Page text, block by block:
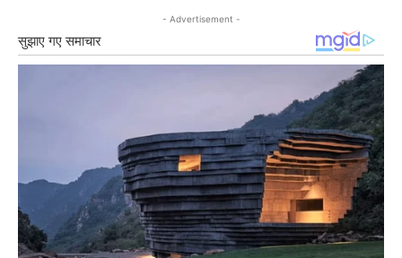
- Advertisement -